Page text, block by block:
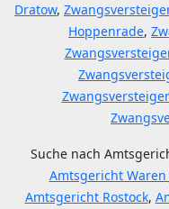
Dratow,
Hoppenrade,
Suche nach
Amtsgericht
Amtsgericht Rostock,